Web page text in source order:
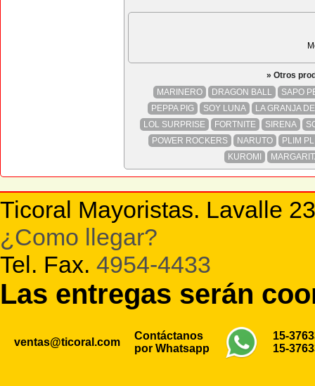
» Otros
MARINERO
DRAGON BALL
SAPO
PEPPA PIG
SOY LUNA
LA GRANJA
LOL SURPRISE
FORTNITE SIRENA
POWER ROCKERS
NARUTO
PLIM
KUROMI
Ticoral Mayoristas. Lavalle
¿Como llegar?
Tel. Fax. 4954-4433
Las entregas serán
ventas@ticoral.com
Contáctanos
por Whatsapp
15-
15-